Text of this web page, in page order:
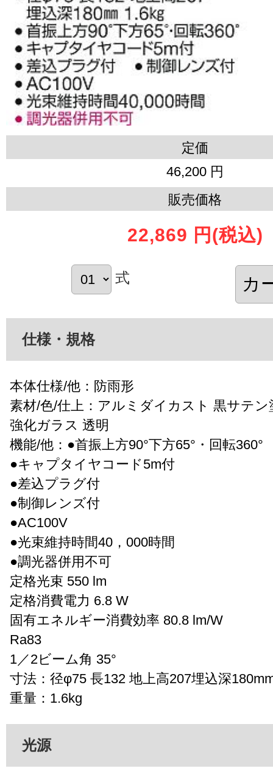
定価
46,200 円
販売価格
22,869 円 (税込)
式
仕様・規格
本体仕様/他：防雨形
素材/色/仕上：アルミダイカスト 黒サテン
強化ガラス 透明
機能/他：●首振上方90°下方65°・回転360°
●キャプタイヤコード5m付
●差込プラグ付
●制御レンズ付
●AC100V
●光束維持時間40，000時間
●調光器併用不可
定格光束 550 lm
定格消費電力 6.8 W
固有エネルギー消費効率 80.8 lm/W
Ra83
1／2ビーム角 35°
寸法：径φ75 長132 地上高207埋込深
重量：1.6kg
光源